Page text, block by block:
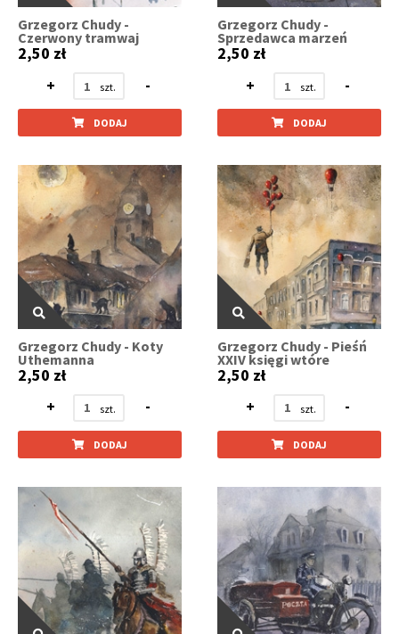
Grzegorz Chudy -
Czerwony tramwaj
2,50 zł
+
-
DODAJ
Grzegorz Chudy -
Sprzedawca marzeń
2,50 zł
+
-
DODAJ
Grzegorz Chudy - Koty
Uthemanna
2,50 zł
+
-
DODAJ
Grzegorz Chudy - Pieśń
XXIV księgi wtóre
2,50 zł
+
-
DODAJ